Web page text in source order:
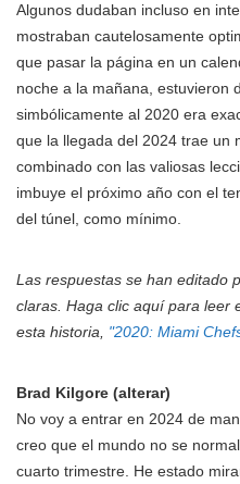
Algunos dudaban incluso en
mostraban cautelosamente
que pasar la página en un
noche a la mañana, estuvieron
simbólicamente al 2020 era
que la llegada del 2024 trae un
combinado con las valiosas
imbuye el próximo año con el
del túnel, como mínimo.
Las respuestas se han editado
claras. Haga clic aquí para leer
esta historia, "2020: Miami
Brad Kilgore (alterar)
No voy a entrar en 2024 de
creo que el mundo no se
cuarto trimestre. He estado